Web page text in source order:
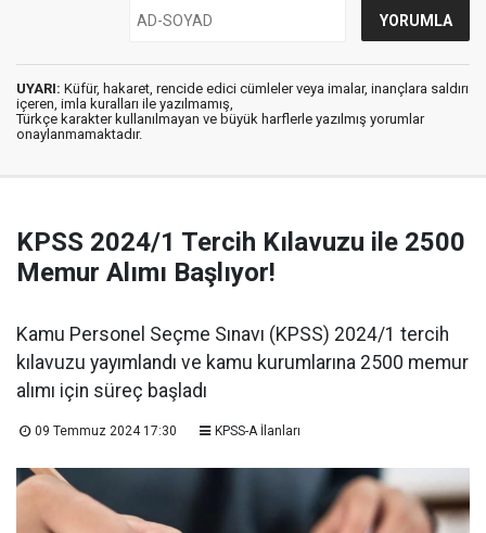
UYARI: Küfür, hakaret, rencide edici cümleler veya imalar, inançlara saldırı
içeren, imla kuralları ile yazılmamış,
Türkçe karakter kullanılmayan ve büyük harflerle yazılmış yorumlar
onaylanmamaktadır.
KPSS 2024/1 Tercih Kılavuzu ile 2500
Memur Alımı Başlıyor!
Kamu Personel Seçme Sınavı (KPSS) 2024/1 tercih
kılavuzu yayımlandı ve kamu kurumlarına 2500 memur
alımı için süreç başladı
09 Temmuz 2024 17:30 KPSS-A İlanları